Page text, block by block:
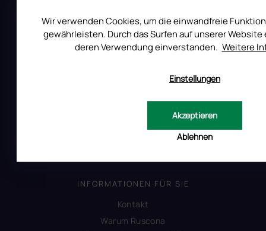
Wir verwenden Cookies, um die einwandfreie
gewährleisten. Durch das Surfen auf unserer Website
deren Verwendung einverstanden. Weitere
Einstellungen
Ablehnen
Akzeptieren
ALLES ÜBER DEN EINKAUF
Reklamation
Datenschutzerklärung
Impressum
INFORMATIONEN FÜR SIE
Kontakt
Warum Ruscona